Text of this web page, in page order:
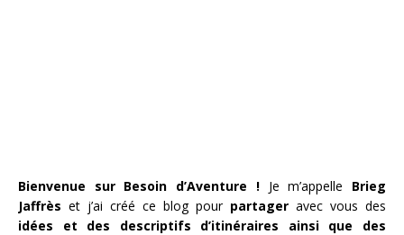
Bienvenue sur Besoin d’Aventure !Je m’appelle Brieg
Jaffrès et j’ai créé ce blog pour partager avec vous des
idées et des descriptifs d’itinéraires ainsi que des